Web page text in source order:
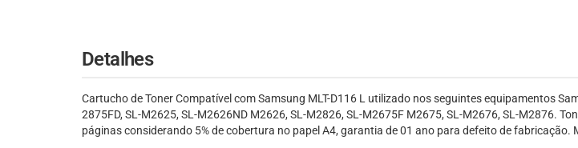
Detalhes
Cartucho de Toner Compatível com Samsung MLT-D116 L utilizado nos seguintes equipamentos
2875FD, SL-M2625, SL-M2626ND M2626, SL-M2826, SL-M2675F M2675, SL-M2676, SL-M2876.
páginas considerando 5% de cobertura no papel A4, garantia de 01 ano para defeito de fabricação.